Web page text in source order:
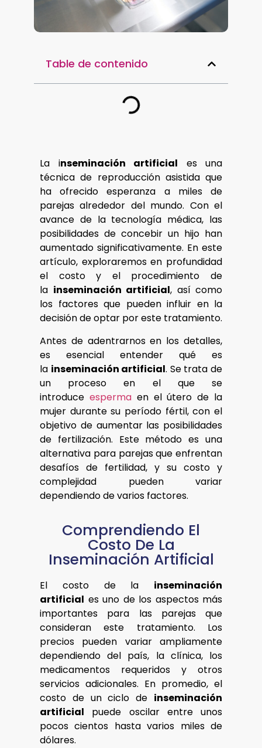
Table de contenido
La inseminación artificial es una
técnica de reproducción asistida que
ha ofrecido esperanza a miles de
parejas alrededor del mundo. Con el
avance de la tecnología médica, las
posibilidades de concebir un hijo han
aumentado significativamente. En este
artículo, exploraremos en profundidad
el costo y el procedimiento de
la inseminación artificial, así como
los factores que pueden influir en la
decisión de optar por este tratamiento.
Antes de adentrarnos en los detalles,
es esencial entender qué es
la inseminación artificial. Se trata de
un proceso en el que se
introduce esperma en el útero de la
mujer durante su período fértil, con el
objetivo de aumentar las posibilidades
de fertilización. Este método es una
alternativa para parejas que enfrentan
desafíos de fertilidad, y su costo y
complejidad pueden variar
dependiendo de varios factores.
Comprendiendo El
Costo De La
Inseminación Artificial
El costo de la inseminación
artificial es uno de los aspectos más
importantes para las parejas que
consideran este tratamiento. Los
precios pueden variar ampliamente
dependiendo del país, la clínica, los
medicamentos requeridos y otros
servicios adicionales. En promedio, el
costo de un ciclo de inseminación
artificial puede oscilar entre unos
pocos cientos hasta varios miles de
dólares.